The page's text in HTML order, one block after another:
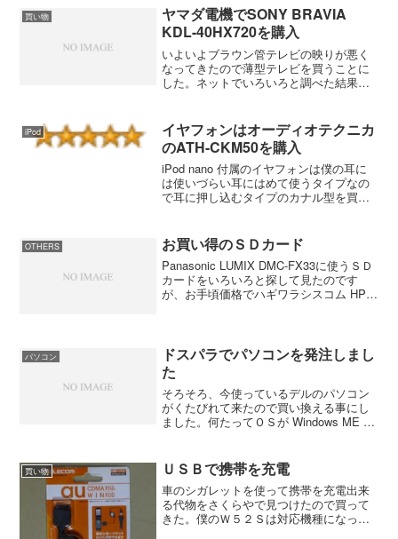
Z9000。内蔵ハー...
買い物
ヤマダ電機でSONY BRAVIA
KDL-40HX720を購入
いよいよブラウン管テレビの映りが悪く
なってきたので薄型テレビを買うことに
した。ネットでいろいろと調べた結果、
見て回ったが、東芝REGZA 4...
iPod
イヤフォンはオーディオテクニカ
のATH-CKM50を購入
iPod nano 付属のイヤフォンは僕の耳に
は使いづらい耳にはめて使うタイプなの
で耳に押し込むタイプのカナル型を買い
ィオテクニカ、DENON、SHUREなどで
廉価な製品...
OTHERS お買い得のＳＤカード
Panasonic LUMIX DMC-FX33に使うＳＤ
カードをいろいろと探して見たのです
が、お手頃価格でハギワラシスコム HPC-
パソコン
ドスパラでパソコンを発注しまし
た
そろそろ、今使っているデルのパソコン
がくたびれて来たので買い換える事にし
ました。何たってＯＳが Windows ME の
ですが、壊れないと替えにくくて
（笑）...
買い物 ＵＳＢで携帯を充電
車のシガレットを使って携帯を充電出来
る代物をさくらやで見つけたので買って
きた。僕のＷ５２Ｓは対応機種になって